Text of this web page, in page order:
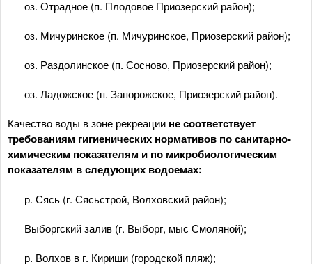
­ оз. Отрадное (п. Плодовое Приозерский район);
­ оз. Мичуринское (п. Мичуринское, Приозерский район);
­ оз. Раздолинское (п. Сосново, Приозерский район);
­ оз. Ладожское (п. Запорожское, Приозерский район).
Качество воды в зоне рекреации не соответствует
требованиям гигиенических нормативов по санитарно-
химическим показателям и по микробиологическим
показателям в следующих водоемах:
­ р. Сясь (г. Сясьстрой, Волховский район);
­ Выборгский залив (г. Выборг, мыс Смоляной);
­ р. Волхов в г. Кириши (городской пляж);